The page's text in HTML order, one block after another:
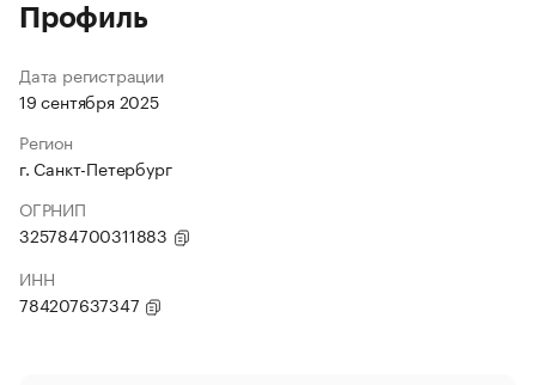
Профиль
Дата регистрации
19 сентября 2025
Регион
г. Санкт-Петербург
ОГРНИП
325784700311883
ИНН
784207637347